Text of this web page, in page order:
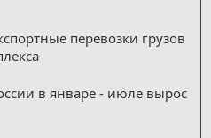
перевозки грузов
в январе - июле вырос